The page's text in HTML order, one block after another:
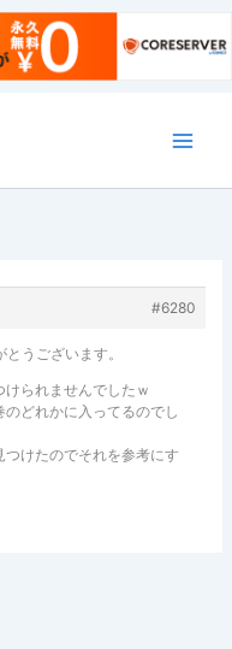
#6280
うございます。
られませんでしたｗ
のどれかに入ってるのでし
つけたのでそれを参考にす